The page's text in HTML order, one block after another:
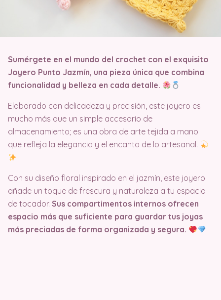
Sumérgete en el mundo del crochet con el exquisito
Joyero Punto Jazmín, una pieza única que combina
funcionalidad y belleza en cada detalle.
Elaborado con delicadeza y precisión, este joyero es
mucho más que un simple accesorio de
almacenamiento; es una obra de arte tejida a mano
que refleja la elegancia y el encanto de lo artesanal.
Con su diseño floral inspirado en el jazmín, este joyero
añade un toque de frescura y naturaleza a tu espacio
de tocador. Sus compartimentos internos ofrecen
espacio más que suficiente para guardar tus joyas
más preciadas de forma organizada y segura.